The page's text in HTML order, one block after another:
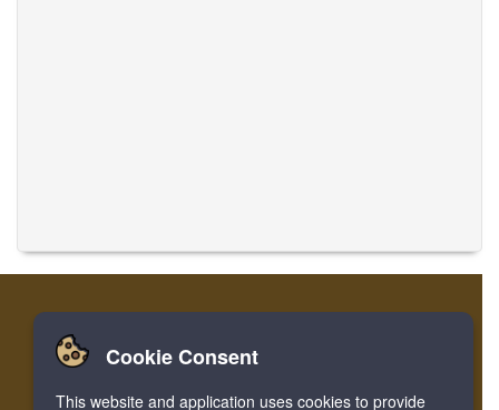
Home लॉग इन करें रजिस्टर करें
Cookie Consent
This website and application uses cookies to provide